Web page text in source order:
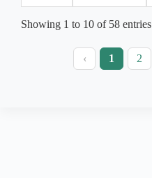
Showing 1 to 10 of 58 entries
‹ 1 2